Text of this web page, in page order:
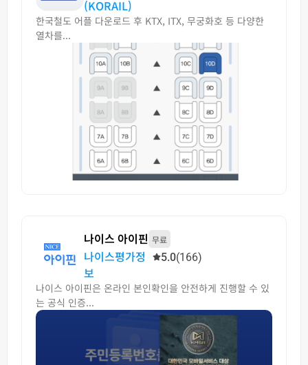
(KORAIL)
한국철도 어플 다운로드 후 KTX, ITX, 무궁화호 등 다양한
열차를...
나이스 아이핀 무료
나이스평가정
보
5.0(166)
나이스 아이핀은 온라인 본인확인을 안전하게 진행할 수 있
는 공식 인증...